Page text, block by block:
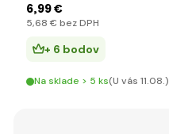
6,99 €
5,68 € bez DPH
+ 6 bodov
Na sklade > 5 ks(U vás 11.08.)